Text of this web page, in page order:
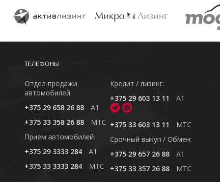
ТЕЛЕФОНЫ
Отдел продажи
автомобилей:
+375 29 658 26 88
A1
+375 33 358 26 88
MTC
Приём автомобилей:
+375 29 3333 284
A1
+375 33 3333 284
MTC
Кредит / лизинг:
+375 29 603 13 11
A1
+375 33 603 13 11
MTC
Cрочный выкуп / Обмен:
+375 29 657 26 88
A1
+375 33 357 26 88
MTC